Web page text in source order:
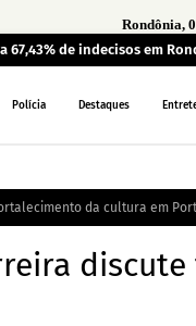
Rondônia,
67,43% de indecisos em
Polícia Destaques
da cultura em